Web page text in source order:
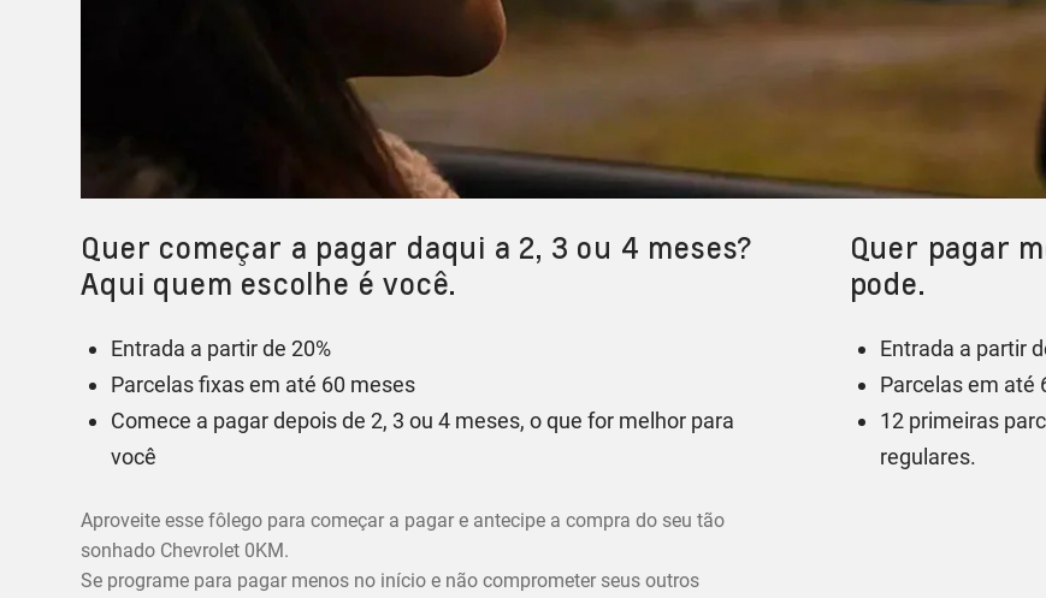
Quer começar a pagar daqui a 2, 3 ou 4 meses?
Aqui quem escolhe é você.
Entrada a partir de 20%
Parcelas fixas em até 60 meses
Comece a pagar depois de 2, 3 ou 4 meses, o que for melhor para
você
Aproveite esse fôlego para começar a pagar e antecipe a compra do seu tão
sonhado Chevrolet 0KM.
Se programe para pagar menos no início e não comprometer seus outros
Quer pagar
pode.
Entrada a partir
Parcelas em até
12 primeiras
regulares.